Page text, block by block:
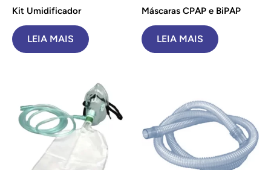
Kit Umidificador
LEIA MAIS
Máscaras CPAP e BiPAP
LEIA MAIS